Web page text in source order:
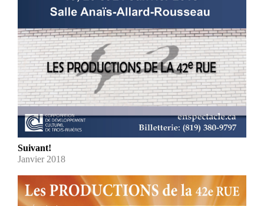
Suivant!
Janvier 2018